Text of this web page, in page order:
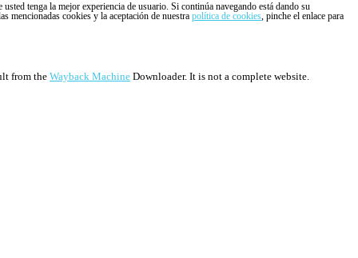
tenga la mejor experiencia de usuario. Si continúa navegando está dando su
mencionadas cookies y la aceptación de nuestra política de cookies, pinche el enlace para
from the Wayback Machine Downloader. It is not a complete website.